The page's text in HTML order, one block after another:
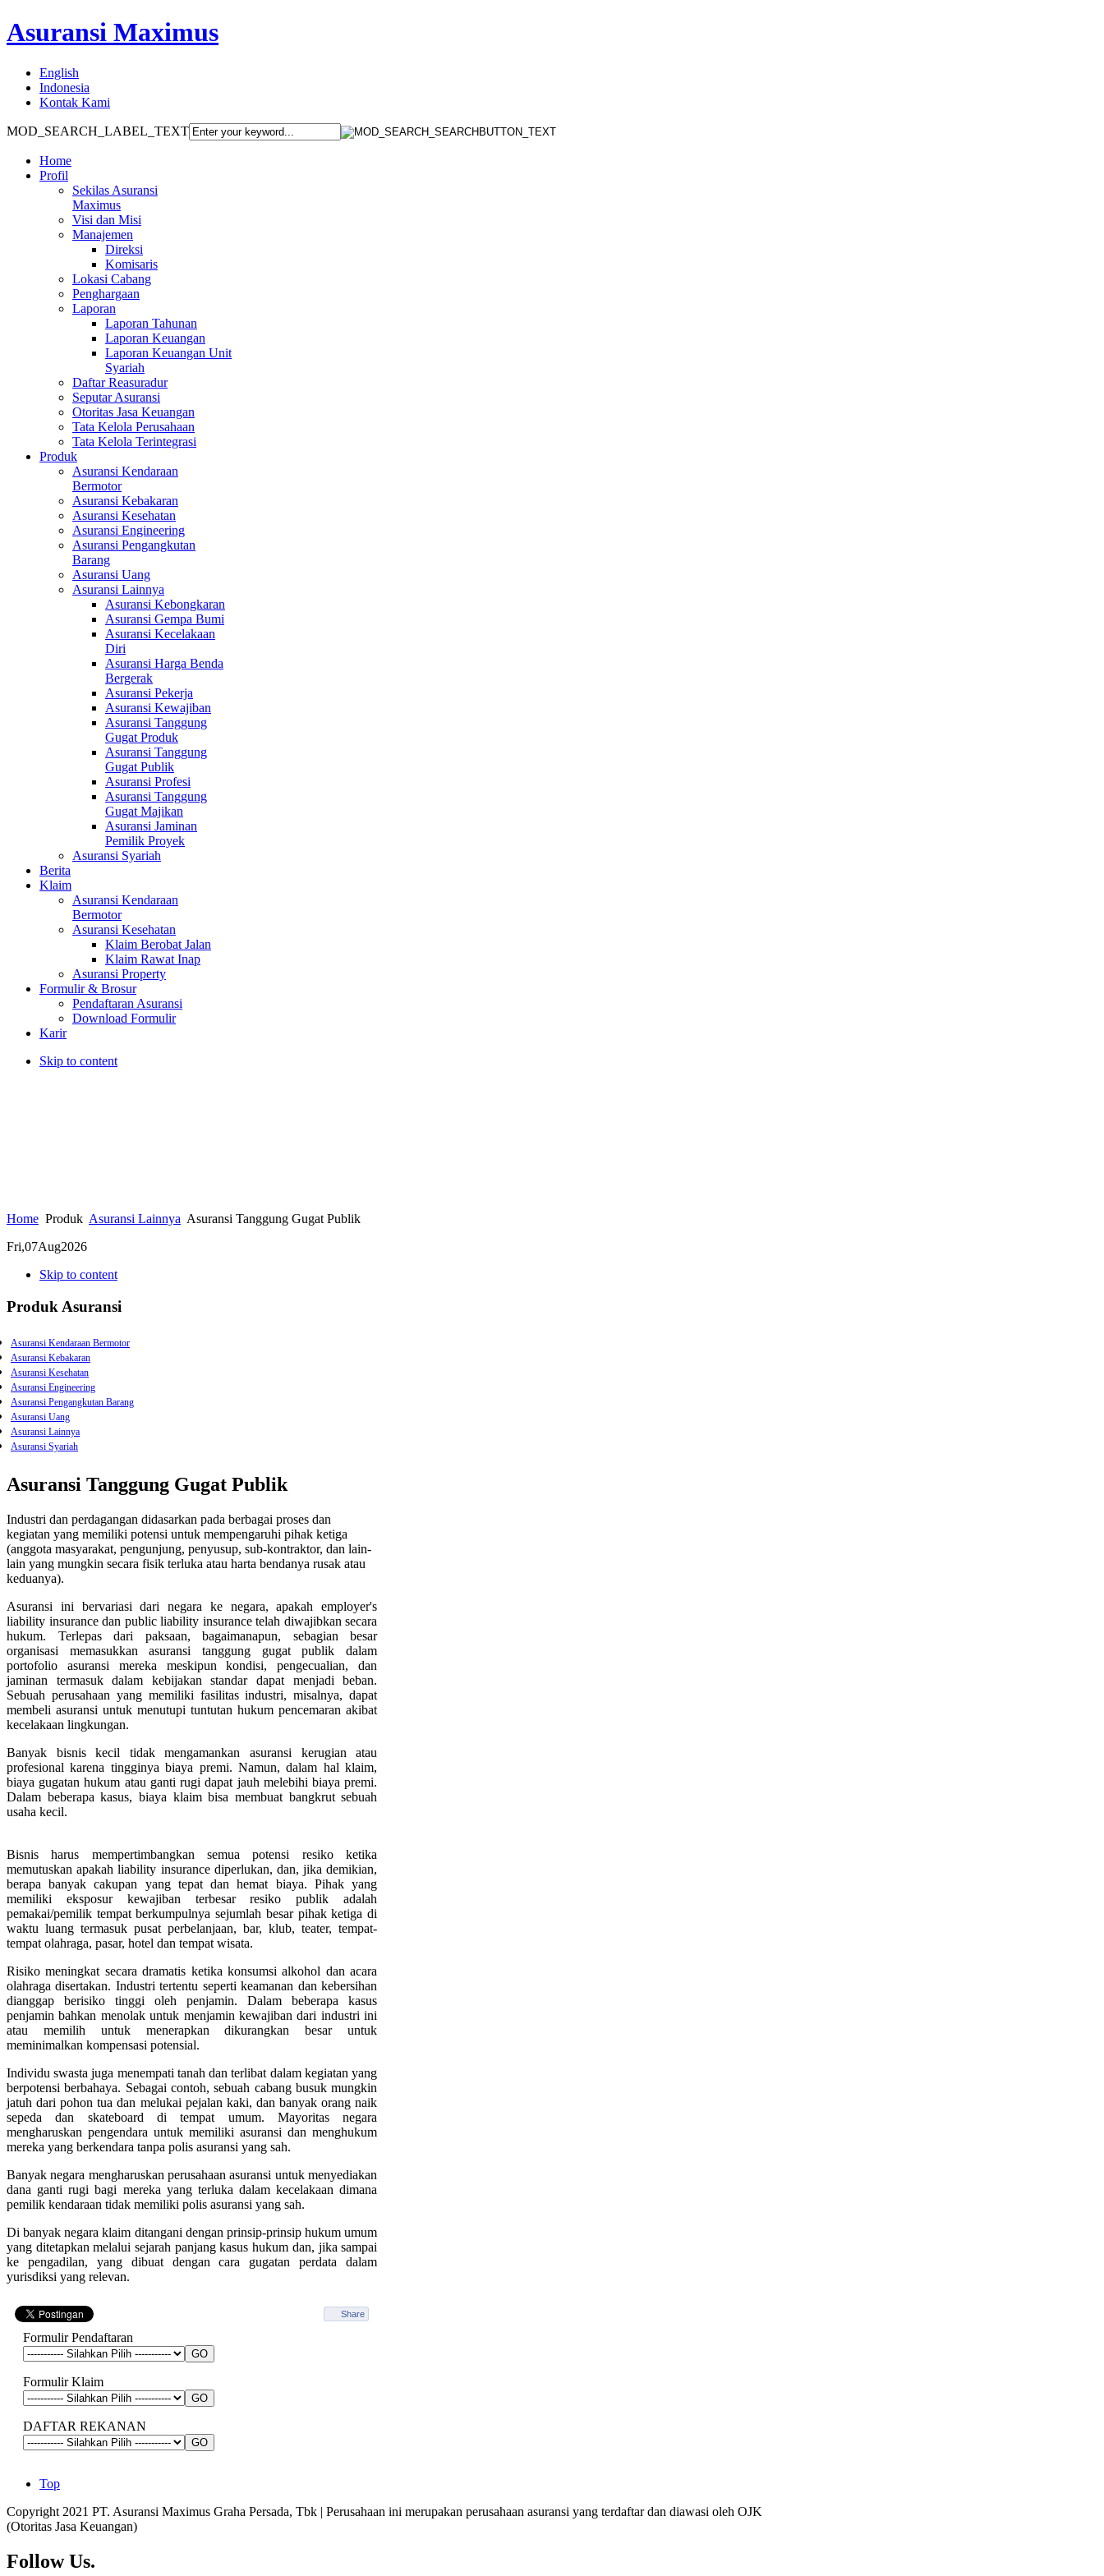
Asuransi Maximus
English
Indonesia
Kontak Kami
MOD_SEARCH_LABEL_TEXT
Home
Profil
Sekilas Asuransi
Maximus
Visi dan Misi
Manajemen
Direksi
Komisaris
Lokasi Cabang
Penghargaan
Laporan
Laporan Tahunan
Laporan Keuangan
Laporan Keuangan Unit
Syariah
Daftar Reasuradur
Seputar Asuransi
Otoritas Jasa Keuangan
Tata Kelola Perusahaan
Tata Kelola Terintegrasi
Produk
Asuransi Kendaraan
Bermotor
Asuransi Kebakaran
Asuransi Kesehatan
Asuransi Engineering
Asuransi Pengangkutan
Barang
Asuransi Uang
Asuransi Lainnya
Asuransi Kebongkaran
Asuransi Gempa Bumi
Asuransi Kecelakaan
Diri
Asuransi Harga Benda
Bergerak
Asuransi Pekerja
Asuransi Kewajiban
Asuransi Tanggung
Gugat Produk
Asuransi Tanggung
Gugat Publik
Asuransi Profesi
Asuransi Tanggung
Gugat Majikan
Asuransi Jaminan
Pemilik Proyek
Asuransi Syariah
Berita
Klaim
Asuransi Kendaraan
Bermotor
Asuransi Kesehatan
Klaim Berobat Jalan
Klaim Rawat Inap
Asuransi Property
Formulir & Brosur
Pendaftaran Asuransi
Download Formulir
Karir
Skip to content
Home Produk Asuransi Lainnya Asuransi Tanggung Gugat Publik
Fri,07Aug2026
Skip to content
Produk Asuransi
Asuransi Kendaraan Bermotor
Asuransi Kebakaran
Asuransi Kesehatan
Asuransi Engineering
Asuransi Pengangkutan Barang
Asuransi Uang
Asuransi Lainnya
Asuransi Kebongkaran
Asuransi Kecelakaan Diri
Asuransi Harta Benda
Asuransi Pekerja
Asuransi Kewajiban
Asuransi Tanggung Gugat
Produk
Asuransi Tanggung Gugat
Asuransi Profesi
Asuransi Tanggung Gugat
Majikan
Asuransi Jaminan Pemilik
Proyek
Asuransi Syariah
Asuransi Tanggung Gugat Publik
Industri dan perdagangan didasarkan pada berbagai proses dan
kegiatan yang memiliki potensi untuk mempengaruhi pihak ketiga
(anggota masyarakat, pengunjung, penyusup, sub-kontraktor, dan lain-
lain yang mungkin secara fisik terluka atau harta bendanya rusak atau
keduanya).
Asuransi ini bervariasi dari negara ke negara, apakah employer's
liability insurance dan public liability insurance telah diwajibkan secara
hukum. Terlepas dari paksaan, bagaimanapun, sebagian besar
organisasi memasukkan asuransi tanggung gugat publik dalam
portofolio asuransi mereka meskipun kondisi, pengecualian, dan
jaminan termasuk dalam kebijakan standar dapat menjadi beban.
Sebuah perusahaan yang memiliki fasilitas industri, misalnya, dapat
membeli asuransi untuk menutupi tuntutan hukum pencemaran akibat
kecelakaan lingkungan.
Banyak bisnis kecil tidak mengamankan asuransi kerugian atau
profesional karena tingginya biaya premi. Namun, dalam hal klaim,
biaya gugatan hukum atau ganti rugi dapat jauh melebihi biaya premi.
Dalam beberapa kasus, biaya klaim bisa membuat bangkrut sebuah
usaha kecil.
Bisnis harus mempertimbangkan semua potensi resiko ketika
memutuskan apakah liability insurance diperlukan, dan, jika demikian,
berapa banyak cakupan yang tepat dan hemat biaya. Pihak yang
memiliki eksposur kewajiban terbesar resiko publik adalah
pemakai/pemilik tempat berkumpulnya sejumlah besar pihak ketiga di
waktu luang termasuk pusat perbelanjaan, bar, klub, teater, tempat-
tempat olahraga, pasar, hotel dan tempat wisata.
Risiko meningkat secara dramatis ketika konsumsi alkohol dan acara
olahraga disertakan. Industri tertentu seperti keamanan dan kebersihan
dianggap berisiko tinggi oleh penjamin. Dalam beberapa kasus
penjamin bahkan menolak untuk menjamin kewajiban dari industri ini
atau memilih untuk menerapkan dikurangkan besar untuk
meminimalkan kompensasi potensial.
Individu swasta juga menempati tanah dan terlibat dalam kegiatan yang
berpotensi berbahaya. Sebagai contoh, sebuah cabang busuk mungkin
jatuh dari pohon tua dan melukai pejalan kaki, dan banyak orang naik
sepeda dan skateboard di tempat umum. Mayoritas negara
mengharuskan pengendara untuk memiliki asuransi dan menghukum
mereka yang berkendara tanpa polis asuransi yang sah.
Banyak negara mengharuskan perusahaan asuransi untuk menyediakan
dana ganti rugi bagi mereka yang terluka dalam kecelakaan dimana
pemilik kendaraan tidak memiliki polis asuransi yang sah.
Di banyak negara klaim ditangani dengan prinsip-prinsip hukum umum
yang ditetapkan melalui sejarah panjang kasus hukum dan, jika sampai
ke pengadilan, yang dibuat dengan cara gugatan perdata dalam
yurisdiksi yang relevan.
Share
Formulir Pendaftaran
Formulir Klaim
DAFTAR REKANAN
Top
Copyright 2021 PT. Asuransi Maximus Graha Persada, Tbk | Perusahaan ini merupakan perusahaan asuransi yang terdaftar dan diawasi oleh OJK
(Otoritas Jasa Keuangan)
Follow Us.